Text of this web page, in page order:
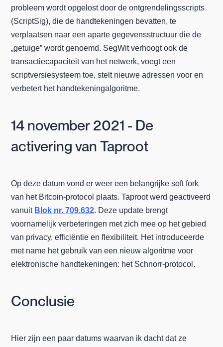
probleem wordt opgelost door de ontgrendelingsscripts
(ScriptSig), die de handtekeningen bevatten, te
verplaatsen naar een aparte gegevensstructuur die de
„getuige” wordt genoemd. SegWit verhoogt ook de
transactiecapaciteit van het netwerk, voegt een
scriptversiesysteem toe, stelt nieuwe adressen voor en
verbetert het handtekeningalgoritme.
14 november 2021 - De
activering van Taproot
Op deze datum vond er weer een belangrijke soft fork
van het Bitcoin-protocol plaats. Taproot werd geactiveerd
vanuit Blok nr. 709.632. Deze update brengt
voornamelijk verbeteringen met zich mee op het gebied
van privacy, efficiëntie en flexibiliteit. Het introduceerde
met name het gebruik van een nieuw algoritme voor
elektronische handtekeningen: het Schnorr-protocol.
Conclusie
Hier zijn een paar datums waarvan ik dacht dat ze